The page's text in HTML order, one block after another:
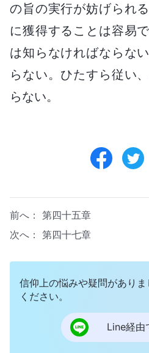
の旨の実行が妨げられ
に獲得することは容易
は知らなければならな
らない。ひたすら従い
らない。
前へ： 第四十五章
次へ： 第四十七章
信仰上の悩みや疑問があり
ください。
Line経由